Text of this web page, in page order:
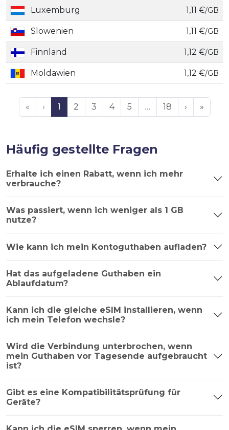
Luxemburg 1,11 €/GB
Slowenien 1,11 €/GB
Finnland 1,12 €/GB
Moldawien 1,12 €/GB
« ‹ 1 2 3 4 5 … 18 › »
Häufig gestellte Fragen
Erhalte ich einen Rabatt, wenn ich mehr
verbrauche?
Was passiert, wenn ich weniger als 1 GB
nutze?
Wie kann ich mein Kontoguthaben aufladen?
Hat das aufgeladene Guthaben ein
Ablaufdatum?
Kann ich die gleiche eSIM installieren, wenn
ich mein Telefon wechsle?
Wird die Verbindung unterbrochen, wenn
mein Guthaben vor Tagesende aufgebraucht
ist?
Gibt es eine Kompatibilitätsprüfung für
Geräte?